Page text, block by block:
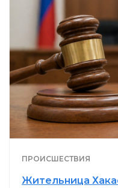
ПРОИСШЕСТВИЯ
Жительница